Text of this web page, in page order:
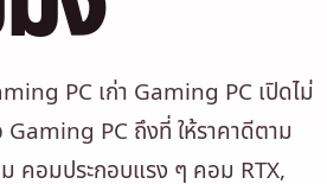
PC เก่า Gaming PC เปิดไม่
PC ถึงที่ ให้ราคาดีตาม
ม คอมประกอบแรง ๆ คอม RTX,